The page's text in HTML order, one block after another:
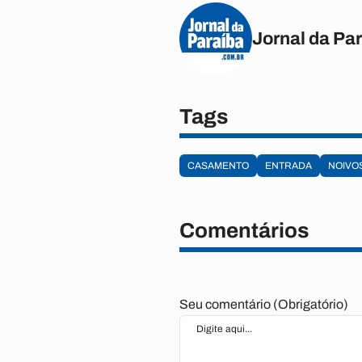
Jornal da
Tags
CASAMENTO ENTRADA
Comentários
Seu comentário (Obrigatório)